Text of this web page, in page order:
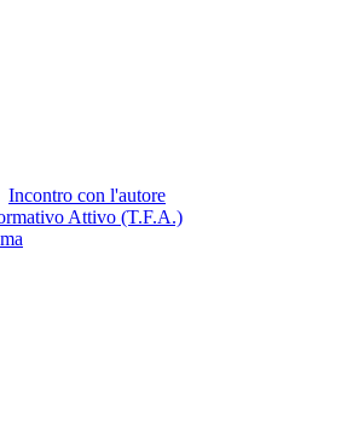
Incontro con l'autore
Attivo (T.F.A.)